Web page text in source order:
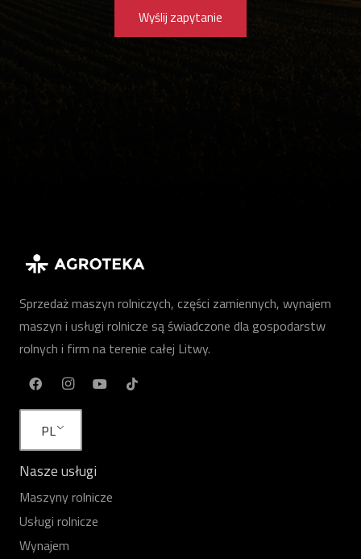
Wyślij zapytanie
Sprzedaż maszyn rolniczych, części zamiennych, wynajem
maszyn i usługi rolnicze są świadczone dla gospodarstw
rolnych i firm na terenie całej Litwy.
PL
Nasze usługi
Maszyny rolnicze
Usługi rolnicze
Wynajem